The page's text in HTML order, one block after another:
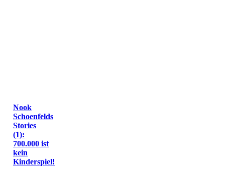
Nook
Schoenfelds
Stories
(1):
700.000 ist
kein
Kinderspiel!